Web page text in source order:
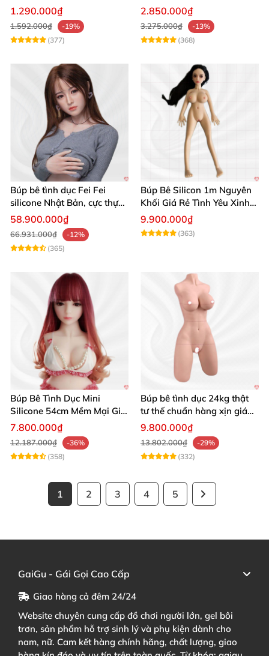
khoái cảm
1.290.000₫
1.592.000₫
-19%
(377)
cao hấp dẫn
2.850.000₫
3.275.000₫
-13%
(368)
Búp bê tình dục Fei Fei
silicone Nhật Bản, cực thực,
giá tốt
58.900.000₫
66.931.000₫
-12%
(365)
Búp Bê Silicon 1m Nguyên
Khối Giá Rẻ Tình Yêu Xinh
Đẹp
9.900.000₫
(363)
Búp Bê Tình Dục Mini
Silicone 54cm Mềm Mại Giá
Tốt Tặng Quà
7.800.000₫
12.187.000₫
-36%
(358)
Búp bê tình dục 24kg thật
tư thế chuẩn hàng xịn giá
tốt
9.800.000₫
13.802.000₫
-29%
(332)
1 2 3 4 5
GaiGu - Gái Gọi Cao Cấp
Giao hàng cả đêm 24/24
Website chuyên cung cấp đồ chơi người lớn, gel bôi
trơn, sản phẩm hỗ trợ sinh lý và phụ kiện dành cho
nam, nữ. Cam kết hàng chính hãng, chất lượng, giao